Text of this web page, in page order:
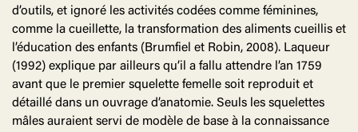
d’outils, et ignoré les activités codées comme féminines,
comme la cueillette, la transformation des aliments cueillis et
l’éducation des enfants (Brumfiel et Robin, 2008). Laqueur
(1992) explique par ailleurs qu’il a fallu attendre l’an 1759
avant que le premier squelette femelle soit reproduit et
détaillé dans un ouvrage d’anatomie. Seuls les squelettes
mâles auraient servi de modèle de base à la connaissance